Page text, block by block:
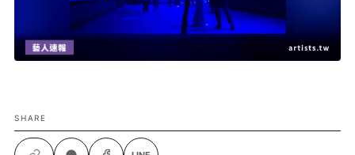
SHARE